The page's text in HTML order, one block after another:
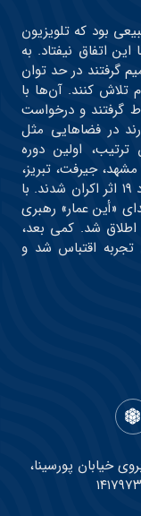
بود که تلویزیون
اتفاق نیفتاد. به
گرفتند در حد توان
تلاش کنند. آن‌ها با
گرفتند و درخواست
در فضاهایی مثل
اولین دوره
مثل مشهد، جیرفت، تبریز،
تهران و… به صورت مردمی برگزار شد و حدود ۱۹ اثر اکران شدند. با
«أین عمار» رهبری
اطلاق شد. کمی بعد،
تجربه اقتباس شد و
خیابان ۱۶ آذر، روبروی خیابان پورسینا،